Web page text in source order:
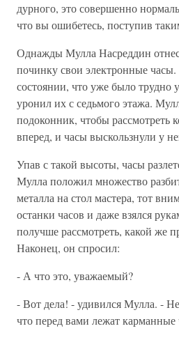
дурного, это совершенно
что вы ошибетесь, поступив
Однажды Мулла Насреддин
починку свои электронные
состоянии, что уже было трудно
уронил их с седьмого этажа.
подоконник, чтобы рассмотреть
вперед, и часы выскользнули у
Упав с такой высоты, часы
Мулла положил множество
металла на стол мастера, тот
останки часов и даже взялся
получше рассмотреть, какой же
Наконец, он спросил:
- А что это, уважаемый?
- Вот дела! - удивился Мулла. -
что перед вами лежат карманные